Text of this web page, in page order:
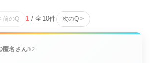
前のQ 1 / 全 10件 次のQ >
匿名さん8/2